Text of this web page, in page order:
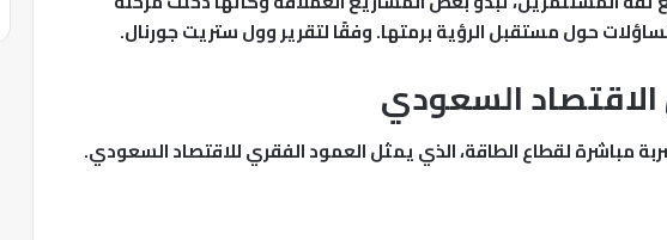
حول مستقبل الرؤية برمتها. وفقًا لتقرير وول ستريت جورنال.
السعودي
مباشرة لقطاع الطاقة، الذي يمثل العمود الفقري للاقتصاد السعودي.